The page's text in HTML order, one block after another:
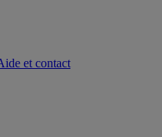
et contact